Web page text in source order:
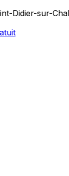
Didier-sur-